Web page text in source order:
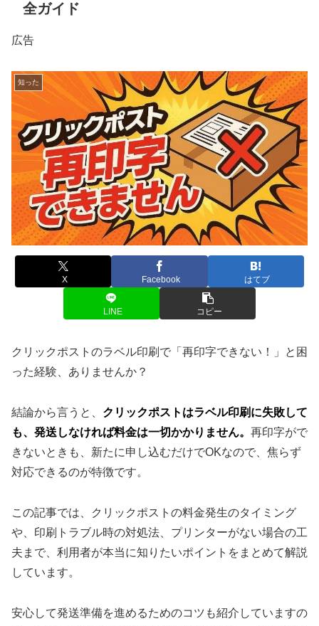
全ガイド
広告
知った
X Facebook はてブ
LINE コピー
クリックポストのラベル印刷で「再印字できない！」と困
った経験、ありませんか？
結論から言うと、 クリックポストはラベル印刷に失敗して
も、発送しなければ料金は一切かかりません。 再印字がで
きないときも、新たに申し込むだけでOKなので、焦らず
対応できるのが特徴です。
この記事では、クリックポストの料金発生のタイミング
や、印刷トラブル時の対処法、プリンターがない場合の工
夫まで、利用者が本当に知りたいポイントをまとめて解説
しています。
安心して発送準備を進めるためのコツも紹介していますの